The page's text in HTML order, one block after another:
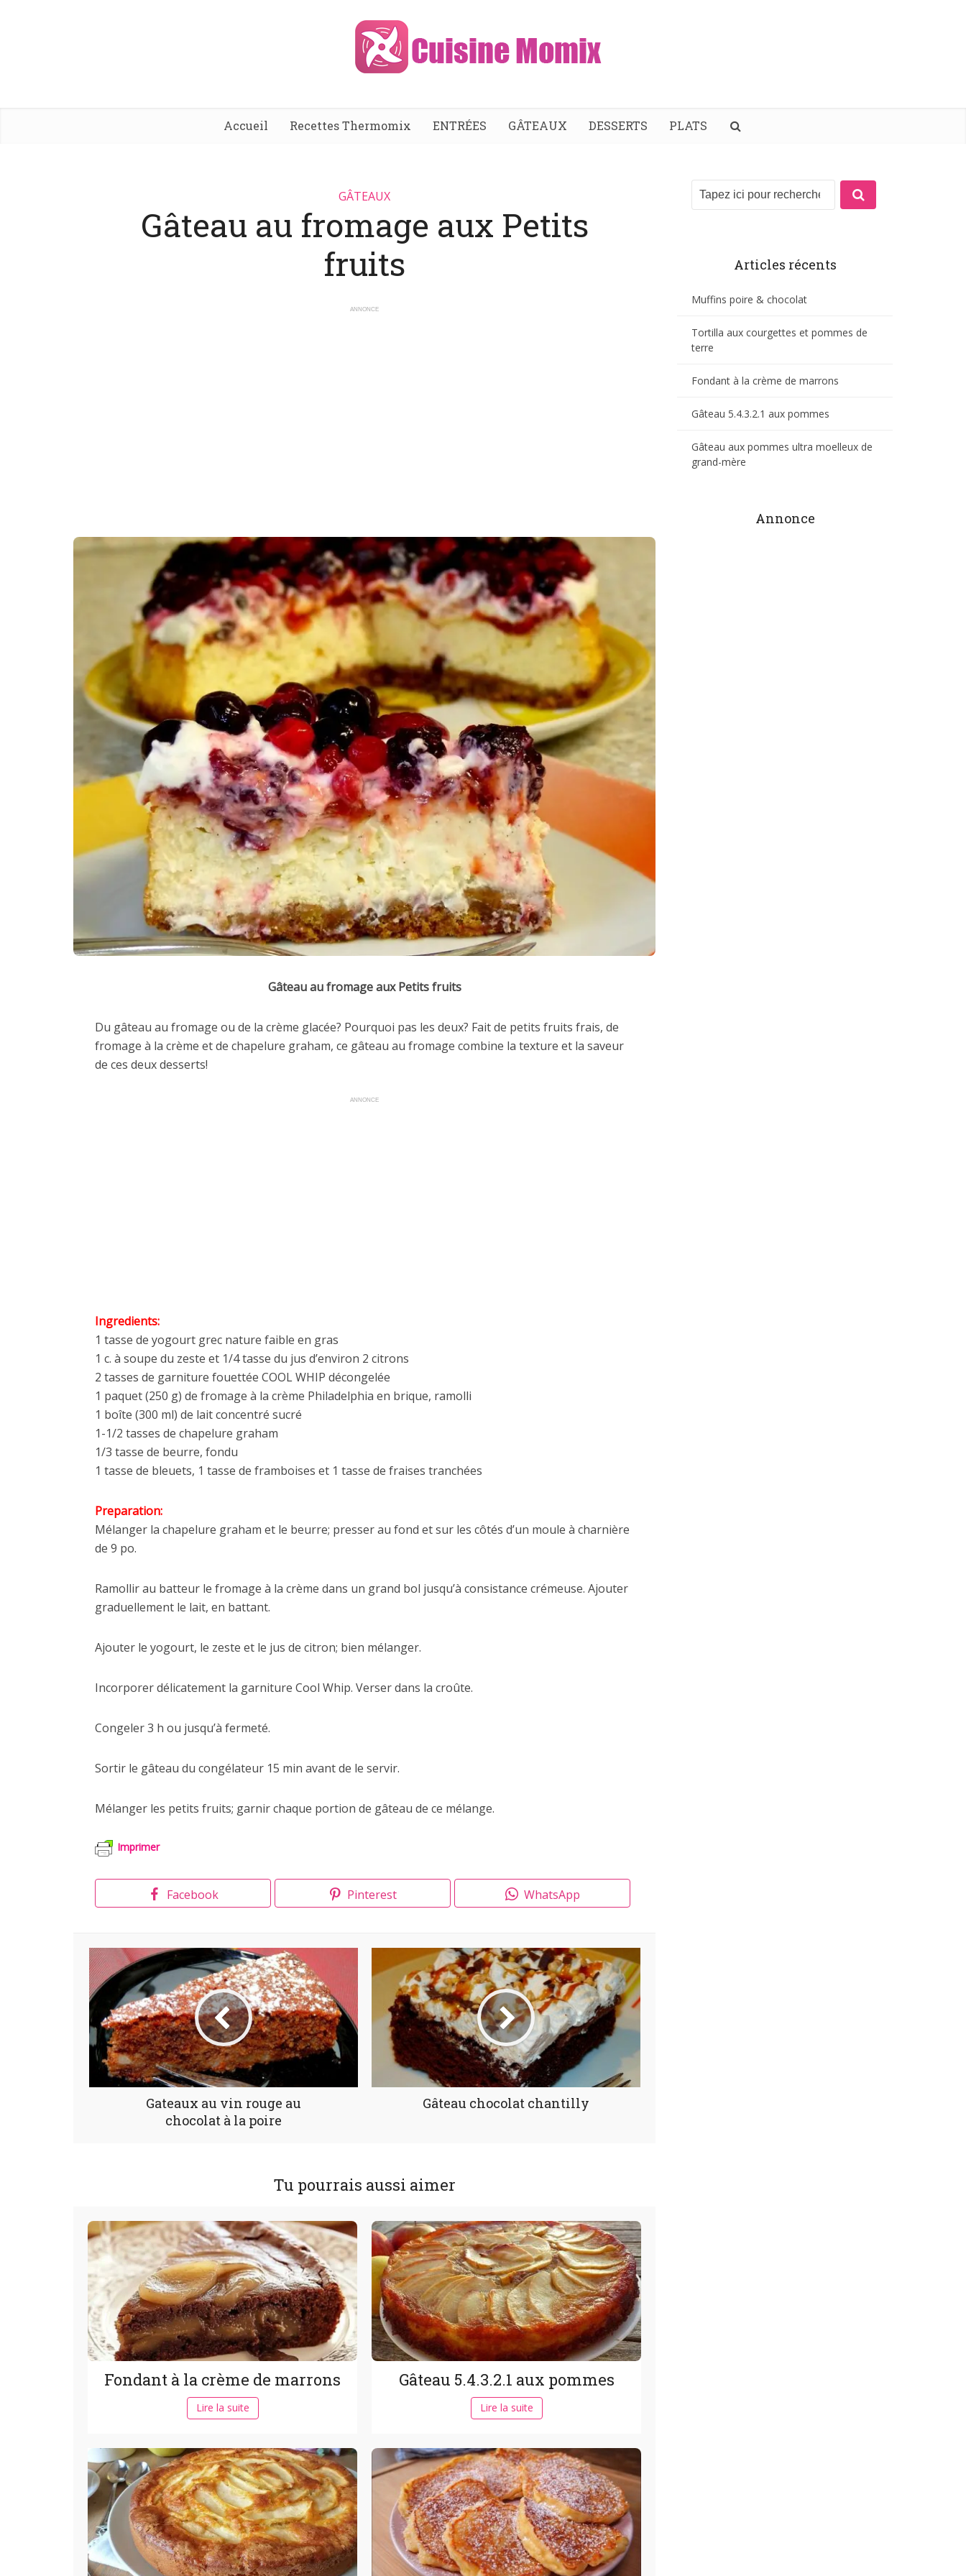
Accueil Recettes Thermomix ENTRÉES GÂTEAUX DESSERTS PLATS
GÂTEAUX
Gâteau au fromage aux Petits
fruits
ANNONCE
Gâteau au fromage aux Petits fruits
Du gâteau au fromage ou de la crème glacée? Pourquoi pas les deux? Fait de petits fruits frais, de
fromage à la crème et de chapelure graham, ce gâteau au fromage combine la texture et la saveur
de ces deux desserts!
ANNONCE
Ingredients:
1 tasse de yogourt grec nature faible en gras
1 c. à soupe du zeste et 1/4 tasse du jus d’environ 2 citrons
2 tasses de garniture fouettée COOL WHIP décongelée
1 paquet (250 g) de fromage à la crème Philadelphia en brique, ramolli
1 boîte (300 ml) de lait concentré sucré
1-1/2 tasses de chapelure graham
1/3 tasse de beurre, fondu
1 tasse de bleuets, 1 tasse de framboises et 1 tasse de fraises tranchées
Preparation:
Mélanger la chapelure graham et le beurre; presser au fond et sur les côtés d’un moule à charnière
de 9 po.
Ramollir au batteur le fromage à la crème dans un grand bol jusqu’à consistance crémeuse. Ajouter
graduellement le lait, en battant.
Ajouter le yogourt, le zeste et le jus de citron; bien mélanger.
Incorporer délicatement la garniture Cool Whip. Verser dans la croûte.
Congeler 3 h ou jusqu’à fermeté.
Sortir le gâteau du congélateur 15 min avant de le servir.
Mélanger les petits fruits; garnir chaque portion de gâteau de ce mélange.
Imprimer
Facebook Pinterest WhatsApp
Gateaux au vin rouge au
chocolat à la poire
Gâteau chocolat chantilly
Tu pourrais aussi aimer
Fondant à la crème de marrons
Lire la suite
Gâteau 5.4.3.2.1 aux pommes
Lire la suite
Articles récents
Muffins poire & chocolat
Tortilla aux courgettes et pommes de
terre
Fondant à la crème de marrons
Gâteau 5.4.3.2.1 aux pommes
Gâteau aux pommes ultra moelleux de
grand-mère
Annonce